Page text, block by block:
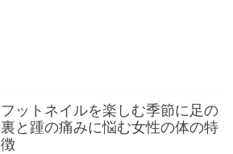
フットネイルを楽しむ季節に足の
裏と踵の痛みに悩む女性の体の特
徴